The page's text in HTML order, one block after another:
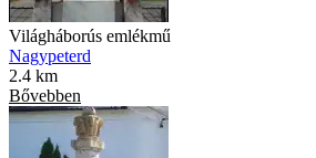
Világháborús emlékmű
Nagypeterd
2.4 km
Bővebben